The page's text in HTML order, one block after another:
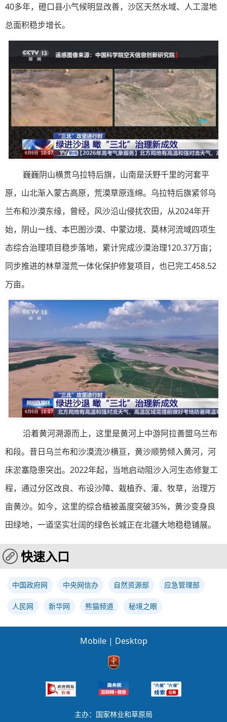
40多年，磴口县小气候明显改善，沙区天然水域、人工湿地
总面积稳步增长。
巍巍阴山横贯乌拉特后旗，山南是沃野千里的河套平
原，山北渐入蒙古高原，荒漠草原连绵。乌拉特后旗紧邻乌
兰布和沙漠东缘，曾经，风沙沿山侵扰农田，从2024年开
始，阴山一线、本巴图沙漠、中蒙边境、莫林河流域四项生
态综合治理项目稳步落地，累计完成沙漠治理120.37万亩；
同步推进的林草湿荒一体化保护修复项目，也已完工458.52
万亩。
沿着黄河溯源而上，这里是黄河上中游阿拉善盟乌兰布
和段。昔日乌兰布和沙漠流沙横亘，黄沙顺势倾入黄河，河
床淤塞隐患突出。2022年起，当地启动阻沙入河生态修复工
程，通过分区改良、布设沙障、栽植乔、灌、牧草，治理万
亩黄沙。如今，这里的综合植被盖度突破35%，黄沙变身良
田绿地，一道坚实壮阔的绿色长城正在北疆大地稳稳铺展。
快速入口
中国政府网 中央网信办 自然资源部 应急管理部
人民网 新华网 熊猫频道 秘境之眼
Mobile | Desktop
主办：国家林业和草原局